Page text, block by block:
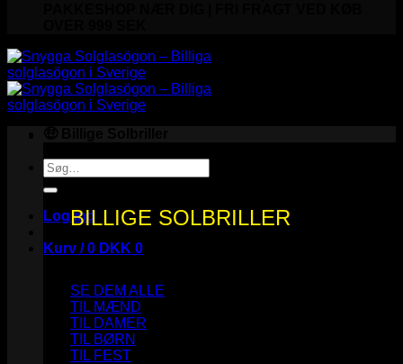
Søg
efter:
Log ind
Kurv /0 DKK 0
Ingen varer i kurven.
BILLIGE SOLBRILLER
SE DEM ALLE
TIL MÆND
TIL DAMER
TIL BØRN
TIL FEST